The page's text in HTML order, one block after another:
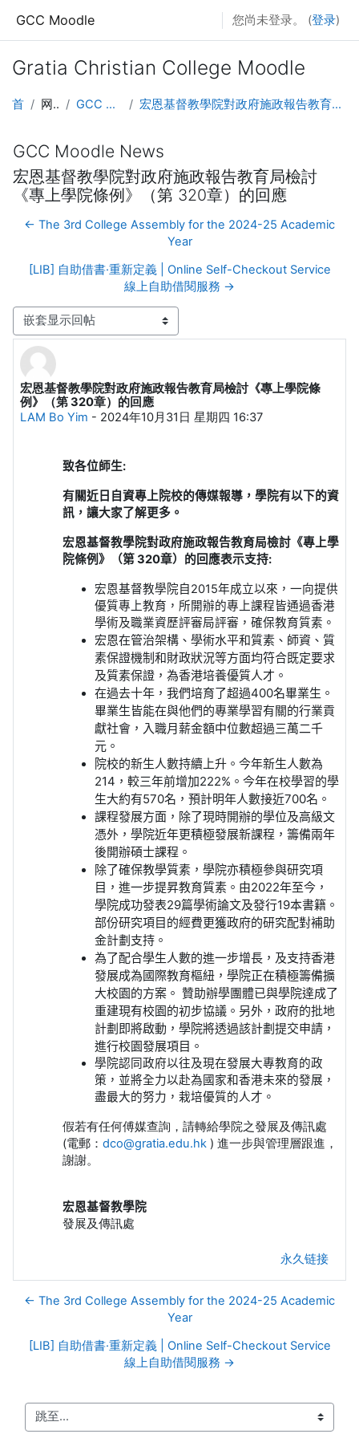
GCC Moodle 您尚未登录。 (登录)
Gratia Christian College Moodle
首页 网站页面 GCC Moodle News 宏恩基督教學院對政府施政報告教育局檢討《專上學院條例》（第 320章）的回應
GCC Moodle News
宏恩基督教學院對政府施政報告教育局檢討
《專上學院條例》（第 320章）的回應
← The 3rd College Assembly for the 2024-25 Academic
Year
[LIB] 自助借書·重新定義 | Online Self-Checkout Service
線上自助借閱服務 →
显示模式
宏恩基督教學院對政府施政報告教育局檢討《專上學院條
例》（第 320章）的回應
LAM Bo Yim - 2024年10月31日 星期四 16:37
回帖数：0
致各位師生:
有關近日自資專上院校的傳媒報導，學院有以下的資
訊，讓大家了解更多。
宏恩基督教學院對政府施政報告教育局檢討《專上學
院條例》（第320章）的回應表示支持:
宏恩基督教學院自2015年成立以來，一向提供
優質專上教育，所開辦的專上課程皆通過香港
學術及職業資歷評審局評審，確保教育質素。
宏恩在管治架構、學術水平和質素、師資、質
素保證機制和財政狀況等方面均符合既定要求
及質素保證，為香港培養優質人才。
在過去十年，我們培育了超過400名畢業生。
畢業生皆能在與他們的專業學習有關的行業貢
獻社會，入職月薪金額中位數超過三萬二千
元。
院校的新生人數持續上升。今年新生人數為
214 ，較三年前增加222% 。今年在校學習的學
生大約有570名，預計明年人數接近700名。
課程發展方面，除了現時開辦的學位及高級文
憑外，學院近年更積極發展新課程，籌備兩年
後開辦碩士課程。
除了確保教學質素，學院亦積極參與研究項
目，進一步提昇教育質素。由2022年至今，
學院成功發表29篇學術論文及發行19本書籍。
部份研究項目的經費更獲政府的研究配對補助
金計劃支持。
為了配合學生人數的進一步增長，及支持香港
發展成為國際教育樞紐，學院正在積極籌備擴
大校園的方案。 贊助辦學團體已與學院達成了
重建現有校園的初步協議。另外，政府的批地
計劃即將啟動，學院將透過該計劃提交申請，
進行校園發展項目。
學院認同政府以往及現在發展大專教育的政
策，並將全力以赴為國家和香港未來的發展，
盡最大的努力，栽培優質的人才。
假若有任何傅媒查詢，請轉給學院之發展及傳訊處
(電郵： dco@gratia.edu.hk ) 進一步與管理層跟進，
謝謝。
宏恩基督教學院
發展及傳訊處
永久链接
← The 3rd College Assembly for the 2024-25 Academic
Year
[LIB] 自助借書·重新定義 | Online Self-Checkout Service
線上自助借閱服務 →
跳至...